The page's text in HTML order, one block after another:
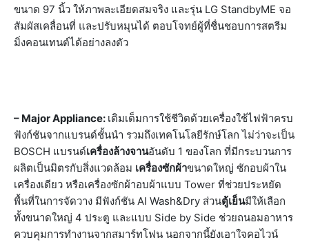
ขนาด 97 นิ้ว ให้ภาพละเอียดสมจริง และรุ่น LG StandbyME จอ
สัมผัสเคลื่อนที่ และปรับหมุนได้ ตอบโจทย์ผู้ที่ชื่นชอบการสตรีม
มิ่งคอนเทนต์ได้อย่างลงตัว
– Major Appliance: เติมเต็มการใช้ชีวิตด้วยเครื่องใช้ไฟฟ้าครบ
ฟังก์ชันจากแบรนด์ชั้นนำ รวมถึงเทคโนโลยีรักษ์โลก ไม่ว่าจะเป็น
BOSCH แบรนด์เครื่องล้างจานอันดับ 1 ของโลก ที่มีกระบวนการ
ผลิตเป็นมิตรกับสิ่งแวดล้อม เครื่องซักผ้าขนาดใหญ่ ซักอบผ้าใน
เครื่องเดียว หรือเครื่องซักผ้าอบผ้าแบบ Tower ที่ช่วยประหยัด
พื้นที่ในการจัดวาง มีฟังก์ชัน AI Wash&Dry ส่วนตู้เย็นมีให้เลือก
ทั้งขนาดใหญ่ 4 ประตู และแบบ Side by Side ช่วยถนอมอาหาร
ควบคุมการทำงานจากสมาร์ทโฟน นอกจากนี้ยังเอาใจคอไวน์